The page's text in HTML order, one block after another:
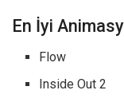
En İyi
Flow
Inside Out 2